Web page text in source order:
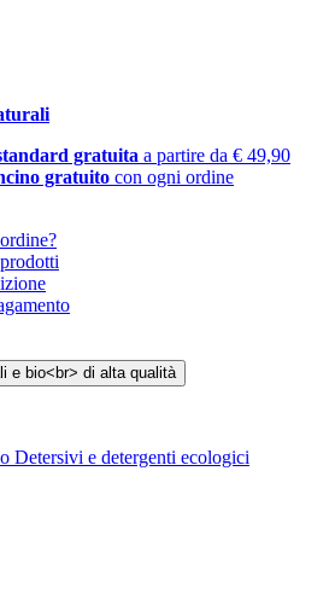
gratuita a partire da € 49,90
gratuito con ogni ordine
Detersivi e detergenti ecologici